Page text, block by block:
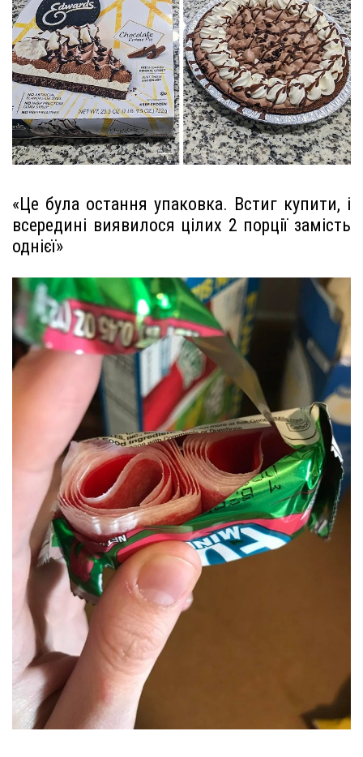
«Це була остання упаковка. Встиг купити, і
всередині виявилося цілих 2 порції замість
однієї»